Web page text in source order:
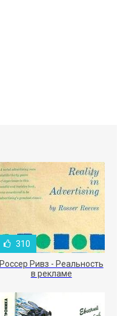
310
Россер Ривз - Реальность
в рекламе